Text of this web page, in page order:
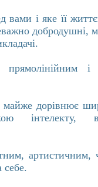
і яке її
добродушні,
і
дорівнює
інтелекту,
артистичним,
себе.